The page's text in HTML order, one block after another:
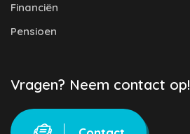
Financiën
Pensioen
Vragen? Neem contact op!